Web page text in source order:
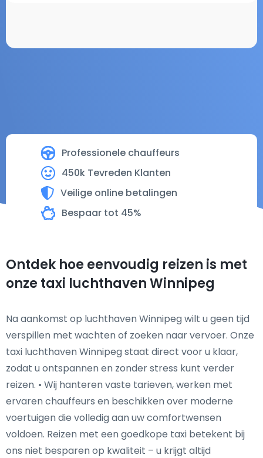
Professionele chauffeurs
450k Tevreden Klanten
Veilige online betalingen
Bespaar tot 45%
Ontdek hoe eenvoudig reizen is met
onze taxi luchthaven Winnipeg
Na aankomst op luchthaven Winnipeg wilt u geen tijd
verspillen met wachten of zoeken naar vervoer. Onze
taxi luchthaven Winnipeg staat direct voor u klaar,
zodat u ontspannen en zonder stress kunt verder
reizen. • Wij hanteren vaste tarieven, werken met
ervaren chauffeurs en beschikken over moderne
voertuigen die volledig aan uw comfortwensen
voldoen. Reizen met een goedkope taxi betekent bij
ons niet besparen op kwaliteit – u krijgt altijd